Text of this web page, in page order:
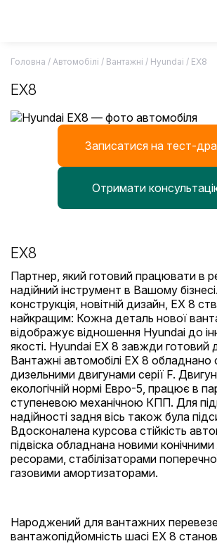
Головна / Автомобілі / Вантажні / Hyundai / EX8
EX8
Записатися на тест-
Отримати
EX8
Партнер, який готовий працювати в
надійний інструмент в Вашому
конструкція, новітній дизайн, ЕХ 8
найкращим: Кожна деталь нової
відображує відношення Hyundai до
якості. Hyundai ЕХ 8 завжди готовий
Вантажні автомобілі ЕХ 8 обладнано
дизельними двигунами серії F.
екологічній нормі Евро-5, працює в
ступеневою механічною КПП. Для
надійності задня вісь також була
Вдосконалена курсова стійкість
підвіска обладнана новими
ресорами, стабілізаторами
газовими амортизаторами.
Народжений для вантажних
вантажопідйомність шасі ЕХ 8